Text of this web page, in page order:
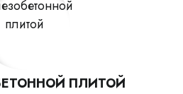
ПЛИТОЙ